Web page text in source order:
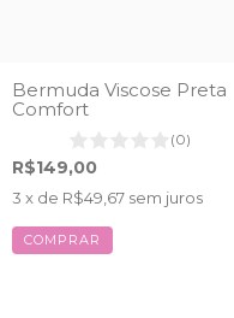
Bermuda Viscose Preta
Comfort
(0)
R$149,00
3 x de R$49,67 sem juros
COMPRAR